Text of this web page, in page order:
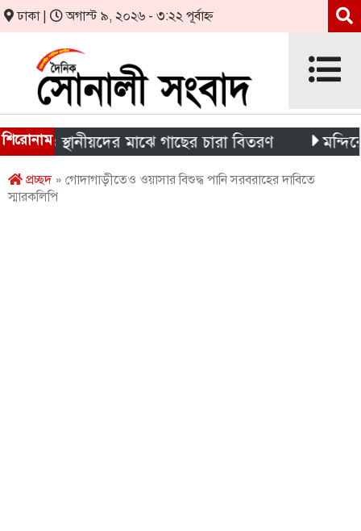
ঢাকা | অগাস্ট ৯, ২০২৬ - ৩:২২ পূর্বাহ্ন
শিরোনাম
ও স্থানীয়দের মাঝে গাছের চারা বিতরণ মন্দিরের
প্রচ্ছদ» গোদাগাড়ীতেও ওয়াসার বিশুদ্ধ পানি সরবরাহের দাবিতে
স্মারকলিপি